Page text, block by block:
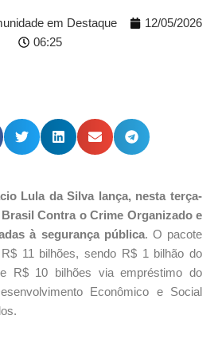
em Destaque
12/05/2026
06:25
Lula da Silva lança, nesta terça-
Contra o Crime Organizado e
à segurança pública. O pacote
11 bilhões, sendo R$ 1 bilhão do
R$ 10 bilhões via empréstimo do
Econômico e Social